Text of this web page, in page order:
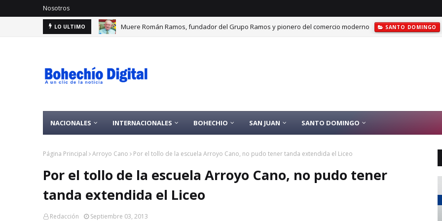
Nosotros
LO ULTIMO Muere Román Ramos, fundador del Grupo Ramos y pionero del comercio moderno SANTO DOMINGO
NACIONALES INTERNACIONALES BOHECHIO SAN JUAN SANTO DOMINGO
Página Principal Arroyo Cano Por el tollo de la escuela Arroyo Cano, no pudo tener tanda extendida el Liceo
Por el tollo de la escuela Arroyo Cano, no pudo tener
tanda extendida el Liceo
Redacción Septiembre 03, 2013